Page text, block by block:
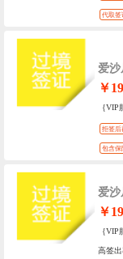
代取签
爱沙
￥
｛
拒签后
包含保
爱沙
￥
｛
高签